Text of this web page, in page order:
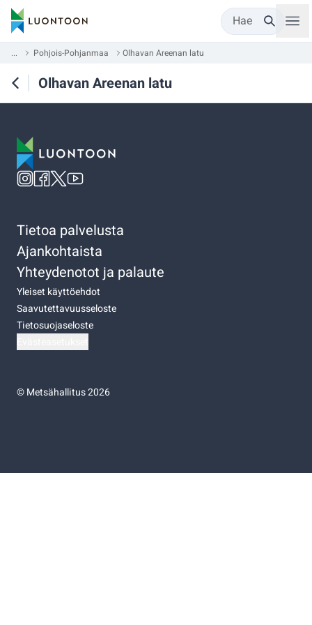
Hae
... Pohjois-Pohjanmaa Olhavan Areenan latu
Olhavan Areenan latu
Tietoa palvelusta
Ajankohtaista
Yhteydenotot ja palaute
Yleiset käyttöehdot
Saavutettavuusseloste
Tietosuojaseloste
©Metsähallitus 2026